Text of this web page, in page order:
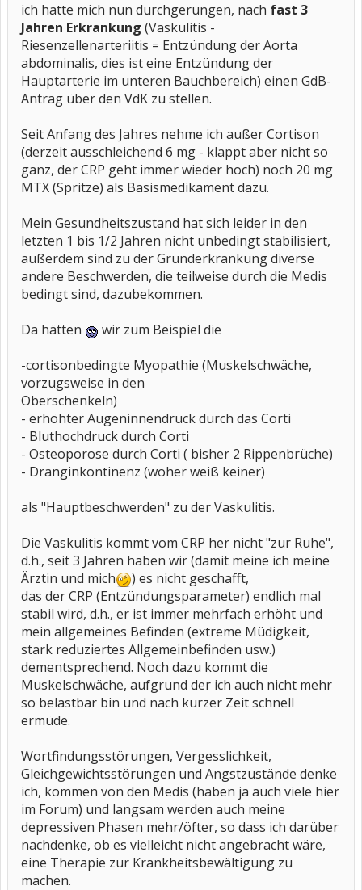
ich hatte mich nun durchgerungen, nach fast 3
Jahren Erkrankung (Vaskulitis -
Riesenzellenarteriitis = Entzündung der Aorta
abdominalis, dies ist eine Entzündung der
Hauptarterie im unteren Bauchbereich) einen GdB-
Antrag über den VdK zu stellen.
Seit Anfang des Jahres nehme ich außer Cortison
(derzeit ausschleichend 6 mg - klappt aber nicht so
ganz, der CRP geht immer wieder hoch) noch 20 mg
MTX (Spritze) als Basismedikament dazu.
Mein Gesundheitszustand hat sich leider in den
letzten 1 bis 1/2 Jahren nicht unbedingt stabilisiert,
außerdem sind zu der Grunderkrankung diverse
andere Beschwerden, die teilweise durch die Medis
bedingt sind, dazubekommen.
Da hätten
wir zum Beispiel die
-cortisonbedingte Myopathie (Muskelschwäche,
vorzugsweise in den
Oberschenkeln)
- erhöhter Augeninnendruck durch das Corti
- Bluthochdruck durch Corti
- Osteoporose durch Corti ( bisher 2 Rippenbrüche)
- Dranginkontinenz (woher weiß keiner)
als "Hauptbeschwerden" zu der Vaskulitis.
Die Vaskulitis kommt vom CRP her nicht "zur Ruhe",
d.h., seit 3 Jahren haben wir (damit meine ich meine
Ärztin und mich
) es nicht geschafft,
das der CRP (Entzündungsparameter) endlich mal
stabil wird, d.h., er ist immer mehrfach erhöht und
mein allgemeines Befinden (extreme Müdigkeit,
stark reduziertes Allgemeinbefinden usw.)
dementsprechend. Noch dazu kommt die
Muskelschwäche, aufgrund der ich auch nicht mehr
so belastbar bin und nach kurzer Zeit schnell
ermüde.
Wortfindungsstörungen, Vergesslichkeit,
Gleichgewichtsstörungen und Angstzustände denke
ich, kommen von den Medis (haben ja auch viele hier
im Forum) und langsam werden auch meine
depressiven Phasen mehr/öfter, so dass ich darüber
nachdenke, ob es vielleicht nicht angebracht wäre,
eine Therapie zur Krankheitsbewältigung zu
machen.